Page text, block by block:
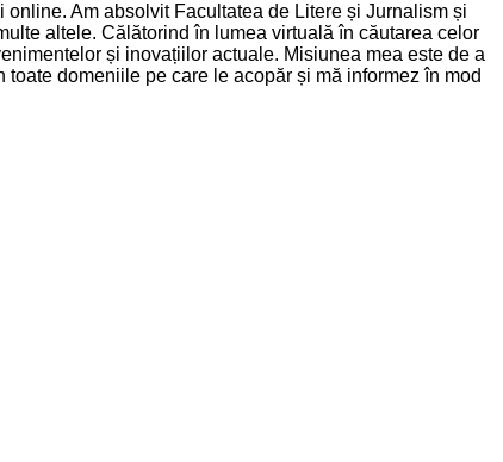
Am absolvit Facultatea de Litere și Jurnalism și
altele. Călătorind în lumea virtuală în căutarea celor
și inovațiilor actuale. Misiunea mea este de a
domeniile pe care le acopăr și mă informez în mod